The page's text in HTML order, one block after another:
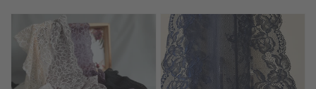
Baumwolle
Elastisch
|
Baumwolle
Elastisch
|